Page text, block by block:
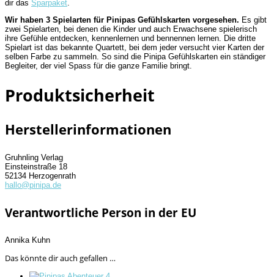
dir das Sparpaket
Wir haben 3 Spielarten für Pinipas Gefühlskarten vorgesehen. Es gibt
zwei Spielarten, bei denen die Kinder und auch Erwachsene spielerisch
ihre Gefühle entdecken, kennenlernen und bennennen lernen. Die dritte
Spielart ist das bekannte Quartett, bei dem jeder versucht vier Karten der
selben Farbe zu sammeln. So sind die Pinipa Gefühlskarten ein ständiger
Begleiter, der viel Spass für die ganze Familie bringt.
Produktsicherheit
Herstellerinformationen
Gruhnling Verlag
Einsteinstraße 18
52134 Herzogenrath
hallo@pinipa.de
Verantwortliche Person in der EU
Annika Kuhn
Das könnte dir auch gefallen …